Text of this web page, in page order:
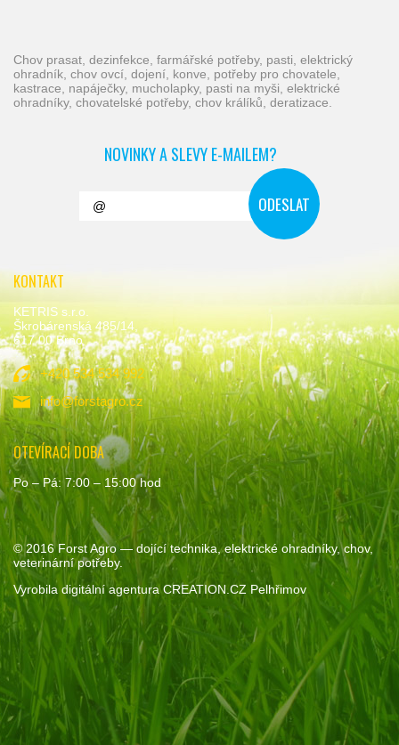
chov prasat, dezinfekce, farmářské potřeby, pasti, elektrický
ohradník, chov ovcí, dojení, konve, potřeby pro chovatele,
kastrace, napáječky, mucholapky, pasti na myši, elektrické
ohradníky, chovatelské potřeby, chov králíků, deratizace.
NOVINKY A SLEVY E-MAILEM?
KONTAKT
KETRIS s.r.o.
Škrobárenská 485/14,
617 00 Brno
+420 534 534 992
info@forstagro.cz
OTEVÍRACÍ DOBA
Po – Pá: 7:00 – 15:00 hod
© 2016Forst Agro— dojící technika, elektrické ohradníky, chov,
veterinární potřeby.
Vyrobila digitální agentura CREATION.CZ Pelhřimov